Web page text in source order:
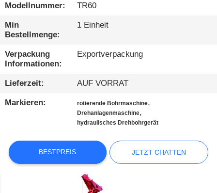
FABRIK-
AUSFLUG
QUALITÄTSKONTROLLE
TRETEN
SIE
IN
VERBINDUNG
Modellnummer: TR60
Min
Bestellmenge:
1 Einheit
Verpackung
Informationen:
Exportverpackung
Lieferzeit: AUF VORRAT
Markieren: rotierende Bohrmaschine,
Drehanlagenmaschine,
hydraulisches Drehbohrgerät
BESTPREIS JETZT CHATTEN